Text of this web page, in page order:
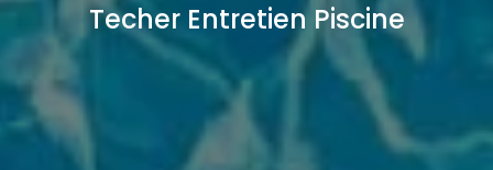
Techer Entretien Piscine